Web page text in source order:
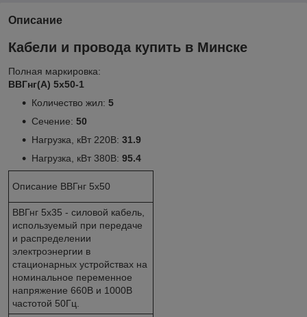
Описание
Кабели и провода купить в Минске
Полная маркировка:
ВВГнг(А) 5х50-1
Количество жил: 5
Сечение: 50
Нагрузка, кВт 220В: 31.9
Нагрузка, кВт 380В: 95.4
Описание ВВГнг 5х50
ВВГнг 5х35 - силовой кабель,
используемый при передаче
и распределении
электроэнергии в
стационарных устройствах на
номинальное переменное
напряжение 660В и 1000В
частотой 50Гц.